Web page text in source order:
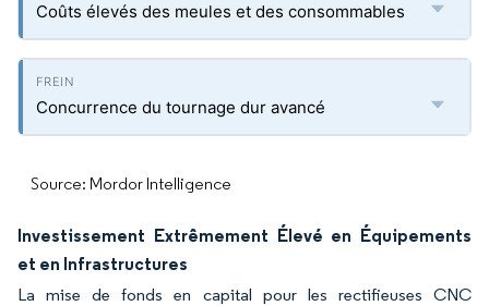
Coûts élevés des meules et des consommables
Concurrence du tournage dur avancé
Source: Mordor Intelligence
Investissement Extrêmement Élevé en Équipements
et en Infrastructures
La mise de fonds en capital pour les rectifieuses CNC